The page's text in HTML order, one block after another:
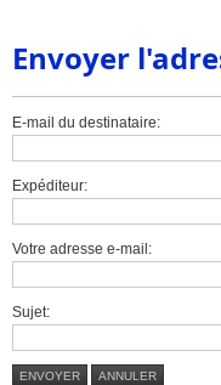
Envoyer
E-mail du destinataire:
Expéditeur:
Votre adresse e-mail:
Sujet:
ENVOYER ANNULER